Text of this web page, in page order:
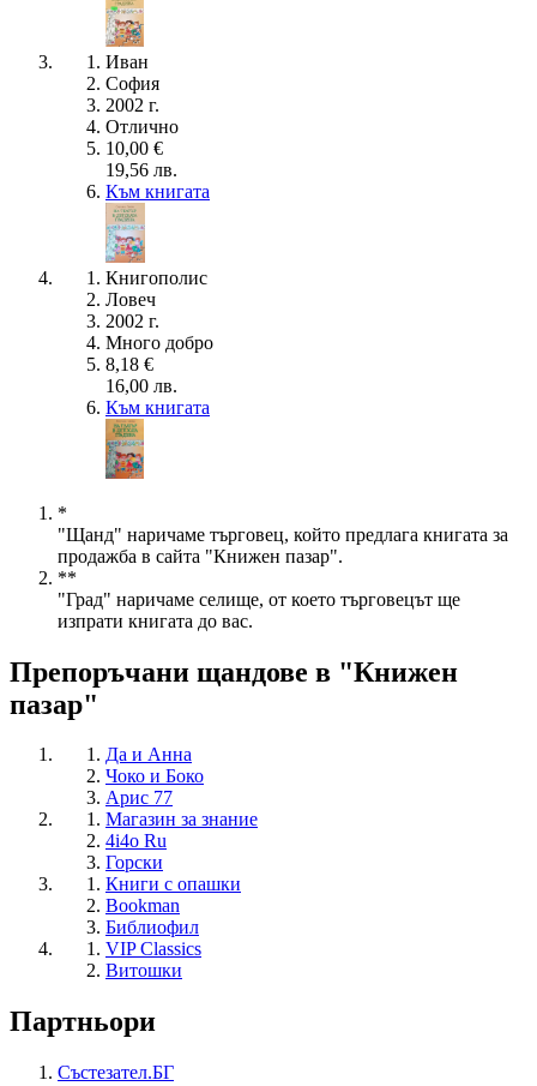
Иван
София
2002 г.
Отлично
10,00 €
19,56 лв.
Към книгата
Книгополис
Ловеч
2002 г.
Много добро
8,18 €
16,00 лв.
Към книгата
*
"Щанд" наричаме търговец, който предлага книгата за
продажба в сайта "Книжен пазар".
**
"Град" наричаме селище, от което търговецът ще
изпрати книгата до вас.
Препоръчани щандове в "Книжен
пазар"
Да и Анна
Чоко и Боко
Арис 77
Магазин за знание
4i4o Ru
Горски
Книги с опашки
Bookman
Библиофил
VIP Classics
Витошки
Партньори
Състезател.БГ